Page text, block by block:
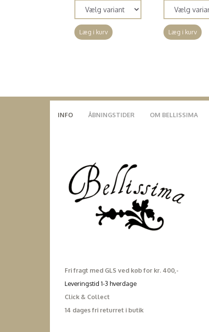
Læg i kurv Læg i kurv
INFO ÅBNINGSTIDER OM BELLISSIMA
Fri fragt med GLS ved køb for kr. 400,-
Leveringstid 1-3 hverdage
Click & Collect
14 dages fri returret i butik